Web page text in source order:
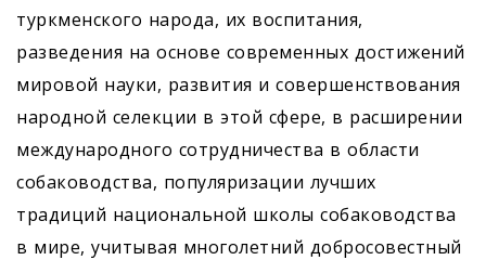
туркменского народа, их воспитания,
разведения на основе современных достижений
мировой науки, развития и совершенствования
народной селекции в этой сфере, в расширении
международного сотрудничества в области
собаководства, популяризации лучших
традиций национальной школы собаководства
в мире, учитывая многолетний добросовестный